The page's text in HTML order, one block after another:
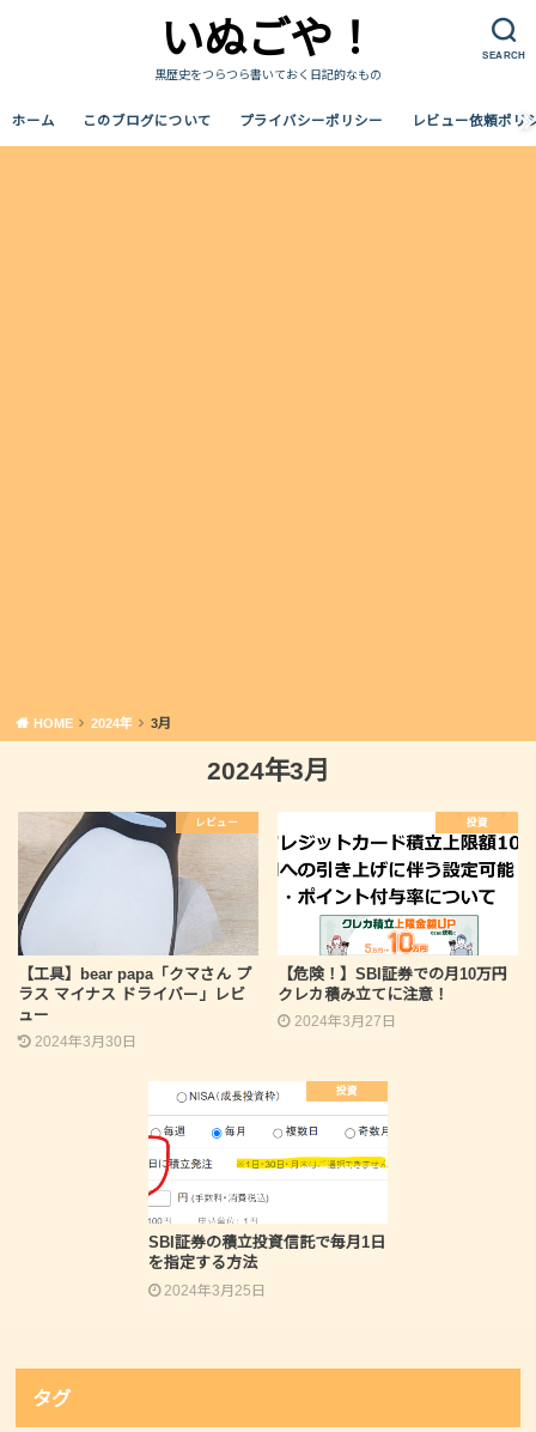
SEARCH
いぬごや！
黒歴史をつらつら書いておく日記的なもの
ホーム このブログについて プライバシーポリシー レビュー依頼ポリ
HOME 2024年 3月
2024年3月
レビュー
【工具】bear papa「クマさん プ
ラス マイナス ドライバー」レビ
ュー
2024年3月30日
投資
【危険！】SBI証券での月10万円
クレカ積み立てに注意！
2024年3月27日
投資
SBI証券の積立投資信託で毎月1日
を指定する方法
2024年3月25日
タグ